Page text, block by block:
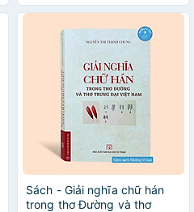
Sách - Giải nghĩa chữ hán
trong thơ Đường và thơ